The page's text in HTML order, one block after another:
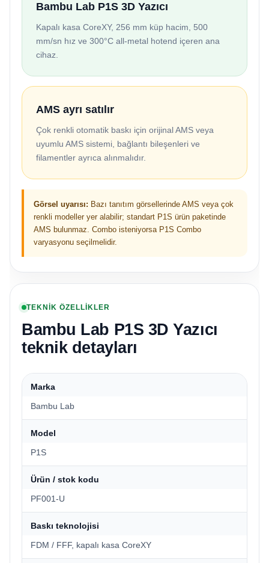
Bambu Lab P1S 3D Yazıcı
Kapalı kasa CoreXY, 256 mm küp hacim, 500
mm/sn hız ve 300°C all-metal hotend içeren ana
cihaz.
AMS ayrı satılır
Çok renkli otomatik baskı için orijinal AMS veya
uyumlu AMS sistemi, bağlantı bileşenleri ve
filamentler ayrıca alınmalıdır.
Görsel uyarısı: Bazı tanıtım görsellerinde AMS veya çok
renkli modeller yer alabilir; standart P1S ürün paketinde
AMS bulunmaz. Combo isteniyorsa P1S Combo
varyasyonu seçilmelidir.
TEKNİK ÖZELLİKLER
Bambu Lab P1S 3D Yazıcı
teknik detayları
Marka
Bambu Lab
Model
P1S
Ürün / stok kodu
PF001-U
Baskı teknolojisi
FDM / FFF, kapalı kasa CoreXY